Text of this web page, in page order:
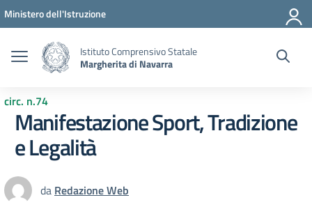
Vai ai contenuti
Vai al menu di navigazione
Vai al footer
Ministero dell'Istruzione
Istituto Comprensivo Statale
Margherita di Navarra
circ. n.74
Manifestazione Sport, Tradizione
e Legalità
da Redazione Web